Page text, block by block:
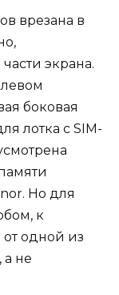
врезана в
экрана.
боковая
лотка с SIM-
Но для
к
от одной из
а не